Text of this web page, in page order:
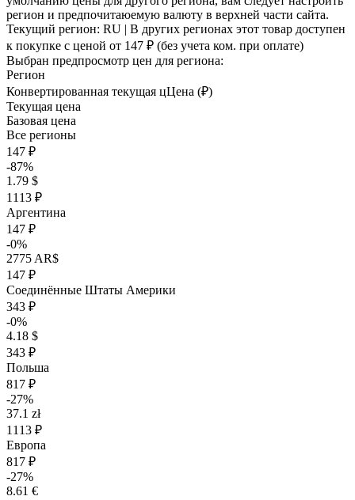
регион и предпочитаюемую валюту в верхней части сайта.
Текущий регион: RU | В других регионах этот товар доступен
к покупке с ценой от 147 ₽ (без учета ком. при оплате)
Выбран предпросмотр цен для региона:
Регион
Конвертированная текущая цЦена (₽)
Текущая цена
Базовая цена
Все регионы
147 ₽
-87%
1.79 $
1113 ₽
Аргентина
147 ₽
-0%
2775 AR$
147 ₽
Соединённые Штаты Америки
343 ₽
-0%
4.18 $
343 ₽
Польша
817 ₽
-27%
37.1 zł
1113 ₽
Европа
817 ₽
-27%
8.61 €